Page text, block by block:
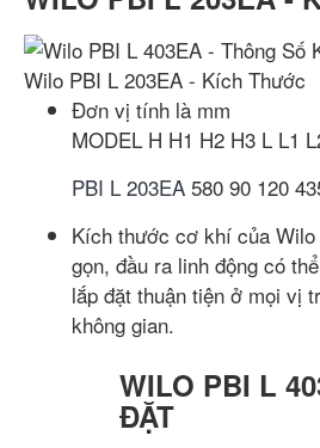
Wilo PBI L 203EA - Kích Thước
Đơn vị tính là mm
MODEL H H1 H2 H3 L L1
PBI L 203EA 580 90 120
Kích thước cơ khí của Wilo
gọn, đầu ra linh động có
lắp đặt thuận tiện ở mọi vị
không gian.
WILO PBI L
ĐẶT